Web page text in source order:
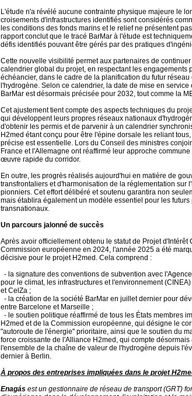
L'étude n'a révélé aucune contrainte physique majeure le
croisements d'infrastructures identifiés sont considérés
les conditions des fonds marins et le relief ne présentent
rapport conclut que le tracé BarMar à l'étude est
défis identifiés pouvant être gérés par des pratiques
Cette nouvelle visibilité permet aux partenaires de
calendrier global du projet, en respectant les engagements
échéancier, dans le cadre de la planification du futur réseau
l'hydrogène. Selon ce calendrier, la date de mise en service
BarMar est désormais précisée pour 2032, tout comme la
Cet ajustement tient compte des aspects techniques du
qui développent leurs propres réseaux nationaux
d'obtenir les permis et de parvenir à un calendrier
H2med étant conçu pour être l'épine dorsale les reliant
précise est essentielle. Lors du Conseil des ministres
France et l'Allemagne ont réaffirmé leur approche
œuvre rapide du corridor.
En outre, les progrès réalisés aujourd'hui en matière de
transfrontaliers et d'harmonisation de la réglementation sur
pionniers. Cet effort délibéré et soutenu garantira non
mais établira également un modèle essentiel pour les
transnationaux.
Un parcours jalonné de succès
Après avoir officiellement obtenu le statut de Projet d'Intérêt
Commission européenne en 2024, l'année 2025 a été
décisive pour le projet H2med. Cela comprend :
- la signature des conventions de subvention avec
pour le climat, les infrastructures et l'environnement
et CelZa ;
- la création de la société BarMar en juillet dernier pour
entre Barcelone et Marseille ;
- le soutien politique réaffirmé de tous les États membres
H2med et de la Commission européenne, qui désigne le
"autoroute de l'énergie" prioritaire, ainsi que le soutien du
force croissante de l'Alliance H2med, qui compte désormais
l'ensemble de la chaîne de valeur de l'hydrogène depuis
dernier à Berlin.
À propos des entreprises impliquées dans le projet
Enagás est un gestionnaire de réseau de transport (GRT)